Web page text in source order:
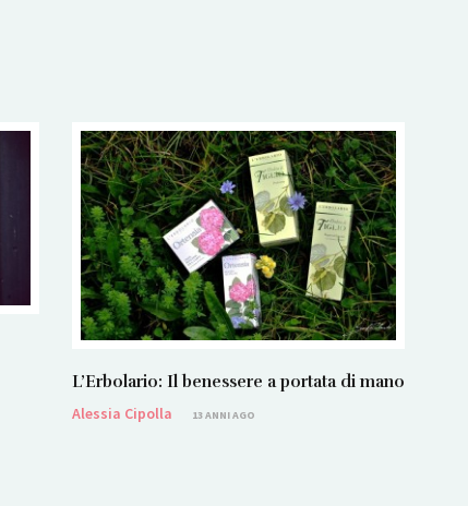
L’Erbolario: Il benessere a portata di mano
Alessia Cipolla
13 ANNI AGO